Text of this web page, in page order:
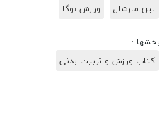
لین مارشال
ورزش یوگا
بخشها :
کتاب ورزش و تربیت بدنی